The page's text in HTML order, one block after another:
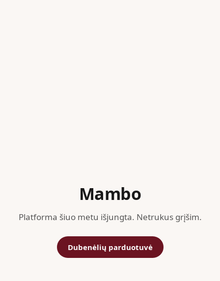
Mambo
Platforma šiuo metu išjungta. Netrukus grįšim.
Dubenėlių parduotuvė